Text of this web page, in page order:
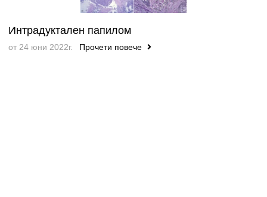
Интрадуктален папилом
от 24 юни 2022г. Прочети повече